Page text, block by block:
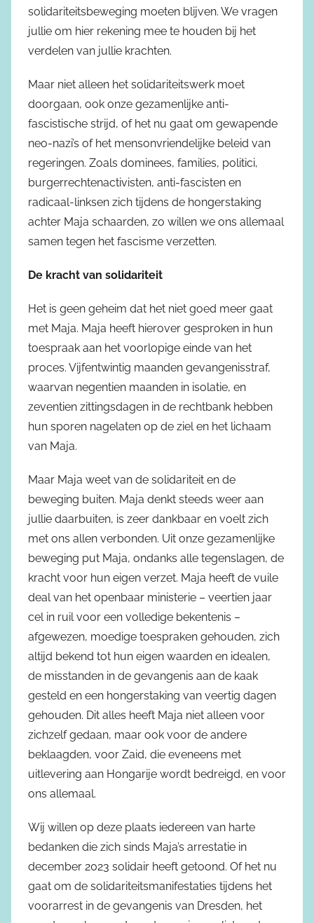
solidariteitsbeweging moeten blijven. We vragen
jullie om hier rekening mee te houden bij het
verdelen van jullie krachten.
Maar niet alleen het solidariteitswerk moet
doorgaan, ook onze gezamenlijke anti-
fascistische strijd, of het nu gaat om gewapende
neo-nazi’s of het mensonvriendelijke beleid van
regeringen. Zoals dominees, families, politici,
burgerrechtenactivisten, anti-fascisten en
radicaal-linksen zich tijdens de hongerstaking
achter Maja schaarden, zo willen we ons allemaal
samen tegen het fascisme verzetten.
De kracht van solidariteit
Het is geen geheim dat het niet goed meer gaat
met Maja. Maja heeft hierover gesproken in hun
toespraak aan het voorlopige einde van het
proces. Vijfentwintig maanden gevangenisstraf,
waarvan negentien maanden in isolatie, en
zeventien zittingsdagen in de rechtbank hebben
hun sporen nagelaten op de ziel en het lichaam
van Maja.
Maar Maja weet van de solidariteit en de
beweging buiten. Maja denkt steeds weer aan
jullie daarbuiten, is zeer dankbaar en voelt zich
met ons allen verbonden. Uit onze gezamenlijke
beweging put Maja, ondanks alle tegenslagen, de
kracht voor hun eigen verzet. Maja heeft de vuile
deal van het openbaar ministerie – veertien jaar
cel in ruil voor een volledige bekentenis –
afgewezen, moedige toespraken gehouden, zich
altijd bekend tot hun eigen waarden en idealen,
de misstanden in de gevangenis aan de kaak
gesteld en een hongerstaking van veertig dagen
gehouden. Dit alles heeft Maja niet alleen voor
zichzelf gedaan, maar ook voor de andere
beklaagden, voor Zaid, die eveneens met
uitlevering aan Hongarije wordt bedreigd, en voor
ons allemaal.
Wij willen op deze plaats iedereen van harte
bedanken die zich sinds Maja’s arrestatie in
december 2023 solidair heeft getoond. Of het nu
gaat om de solidariteitsmanifestaties tijdens het
voorarrest in de gevangenis van Dresden, het